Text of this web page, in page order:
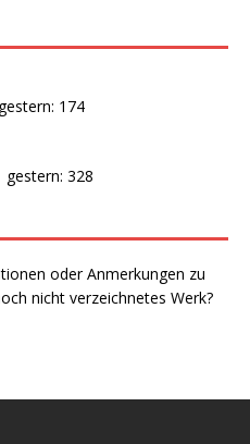
174
328
oder Anmerkungen zu
nicht verzeichnetes Werk?